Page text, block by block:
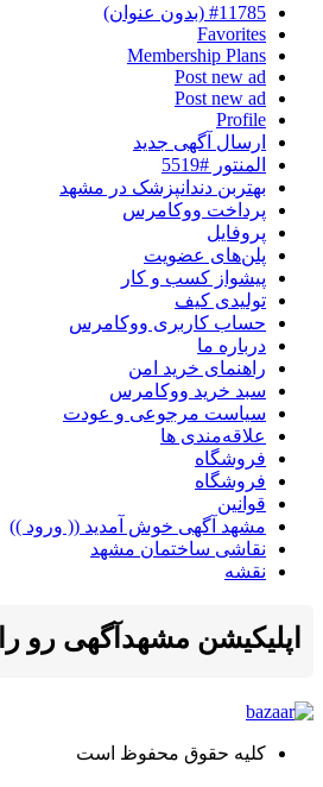
#11785 (بدون عنوان)
Favorites
Membership Plans
Post new ad
Post new ad
Profile
ارسال آگهی جدید
المنتور #5519
بهتربن دندانپزشک در مشهد
پرداخت ووکامرس
پروفایل
پلن‌های عضویت
پیشواز کسب و کار
تولیدی کیف
حساب کاربری ووکامرس
درباره ما
راهنمای خرید امن
سبد خرید ووکامرس
سیاست مرجوعی و عودت
علاقه‌مندی ها
فروشگاه
فروشگاه
قوانین
مشهد آگهی خوش آمدید (( ورود ))
نقاشی ساختمان مشهد
نقشه
اپلیکیشن مشهدآگهی رو
کلیه حقوق محفوظ است